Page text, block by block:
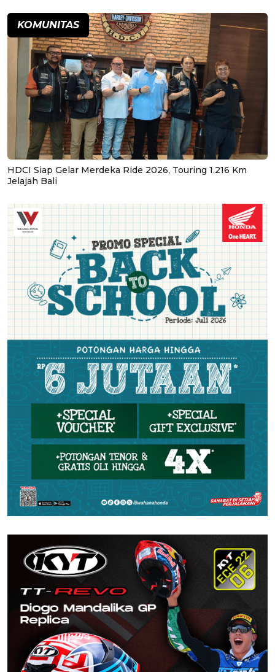
KOMUNITAS
HDCI Siap Gelar Merdeka Ride 2026, Touring 1.216 Km
Jelajah Bali